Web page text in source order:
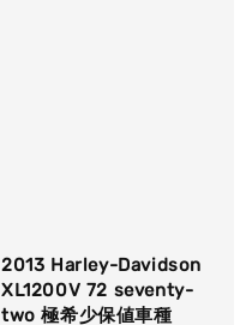
2013 Harley-Davidson
XL1200V 72 seventy-
two 極希少保値車種